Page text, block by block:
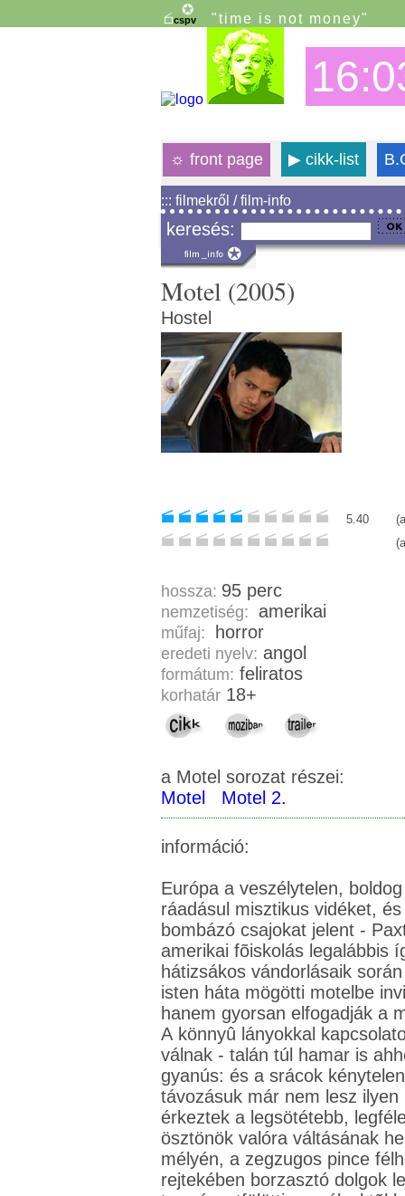
"time is not money"
☼ front page ▶cikk-list
::: filmekről / film-info
keresés:
Motel (2005)
Hostel
5.40
hossza: 95 perc
nemzetiség: amerikai
műfaj: horror
eredeti nyelv: angol
formátum: feliratos
korhatár 18+
a Motel sorozat részei:
Motel
Motel 2.
információ:
Európa a veszélytelen,
ráadásul misztikus vidéket,
bombázó csajokat jelent -
amerikai fõiskolás legalábbis
hátizsákos vándorlásaik
isten háta mögötti motelbe
hanem gyorsan elfogadják a
A könnyû lányokkal
válnak - talán túl hamar is
gyanús: és a srácok
távozásuk már nem lesz
érkeztek a legsötétebb,
ösztönök valóra váltásának
mélyén, a zegzugos pince
rejtekében borzasztó dolgok